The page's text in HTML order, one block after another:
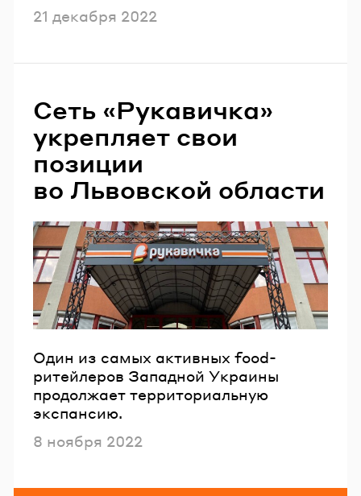
Опубликовано
21 декабря 2022
Сеть «Рукавичка»
укрепляет свои
позиции
во Львовской области
Один из самых активных food-
ритейлеров Западной Украины
продолжает территориальную
экспансию.
Опубликовано
8 ноября 2022